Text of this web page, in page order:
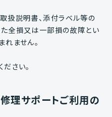
扱説明書、添付ラベル等の
全損又は一部損の故障とい
ません。
さい。
理サポートご利用の